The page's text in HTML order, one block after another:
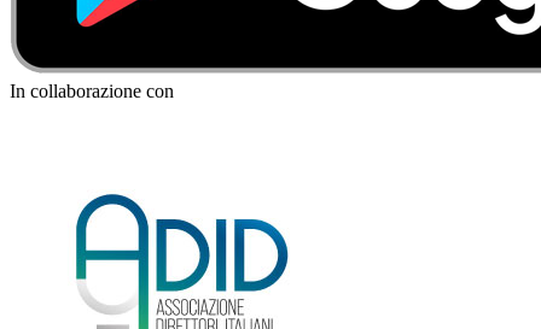
In collaborazione con